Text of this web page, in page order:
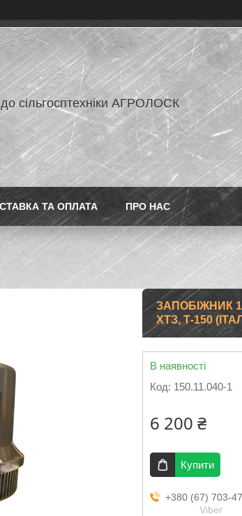
сільгосптехніки АГРОЛОСК
ТА ОПЛАТА ПРО НАС
ЗАПОБІЖНИК
ХТЗ, Т-150
В наявності
Код: 150.11.040-1
6 200 ₴
Купити
+380 (67) 703-
Viber